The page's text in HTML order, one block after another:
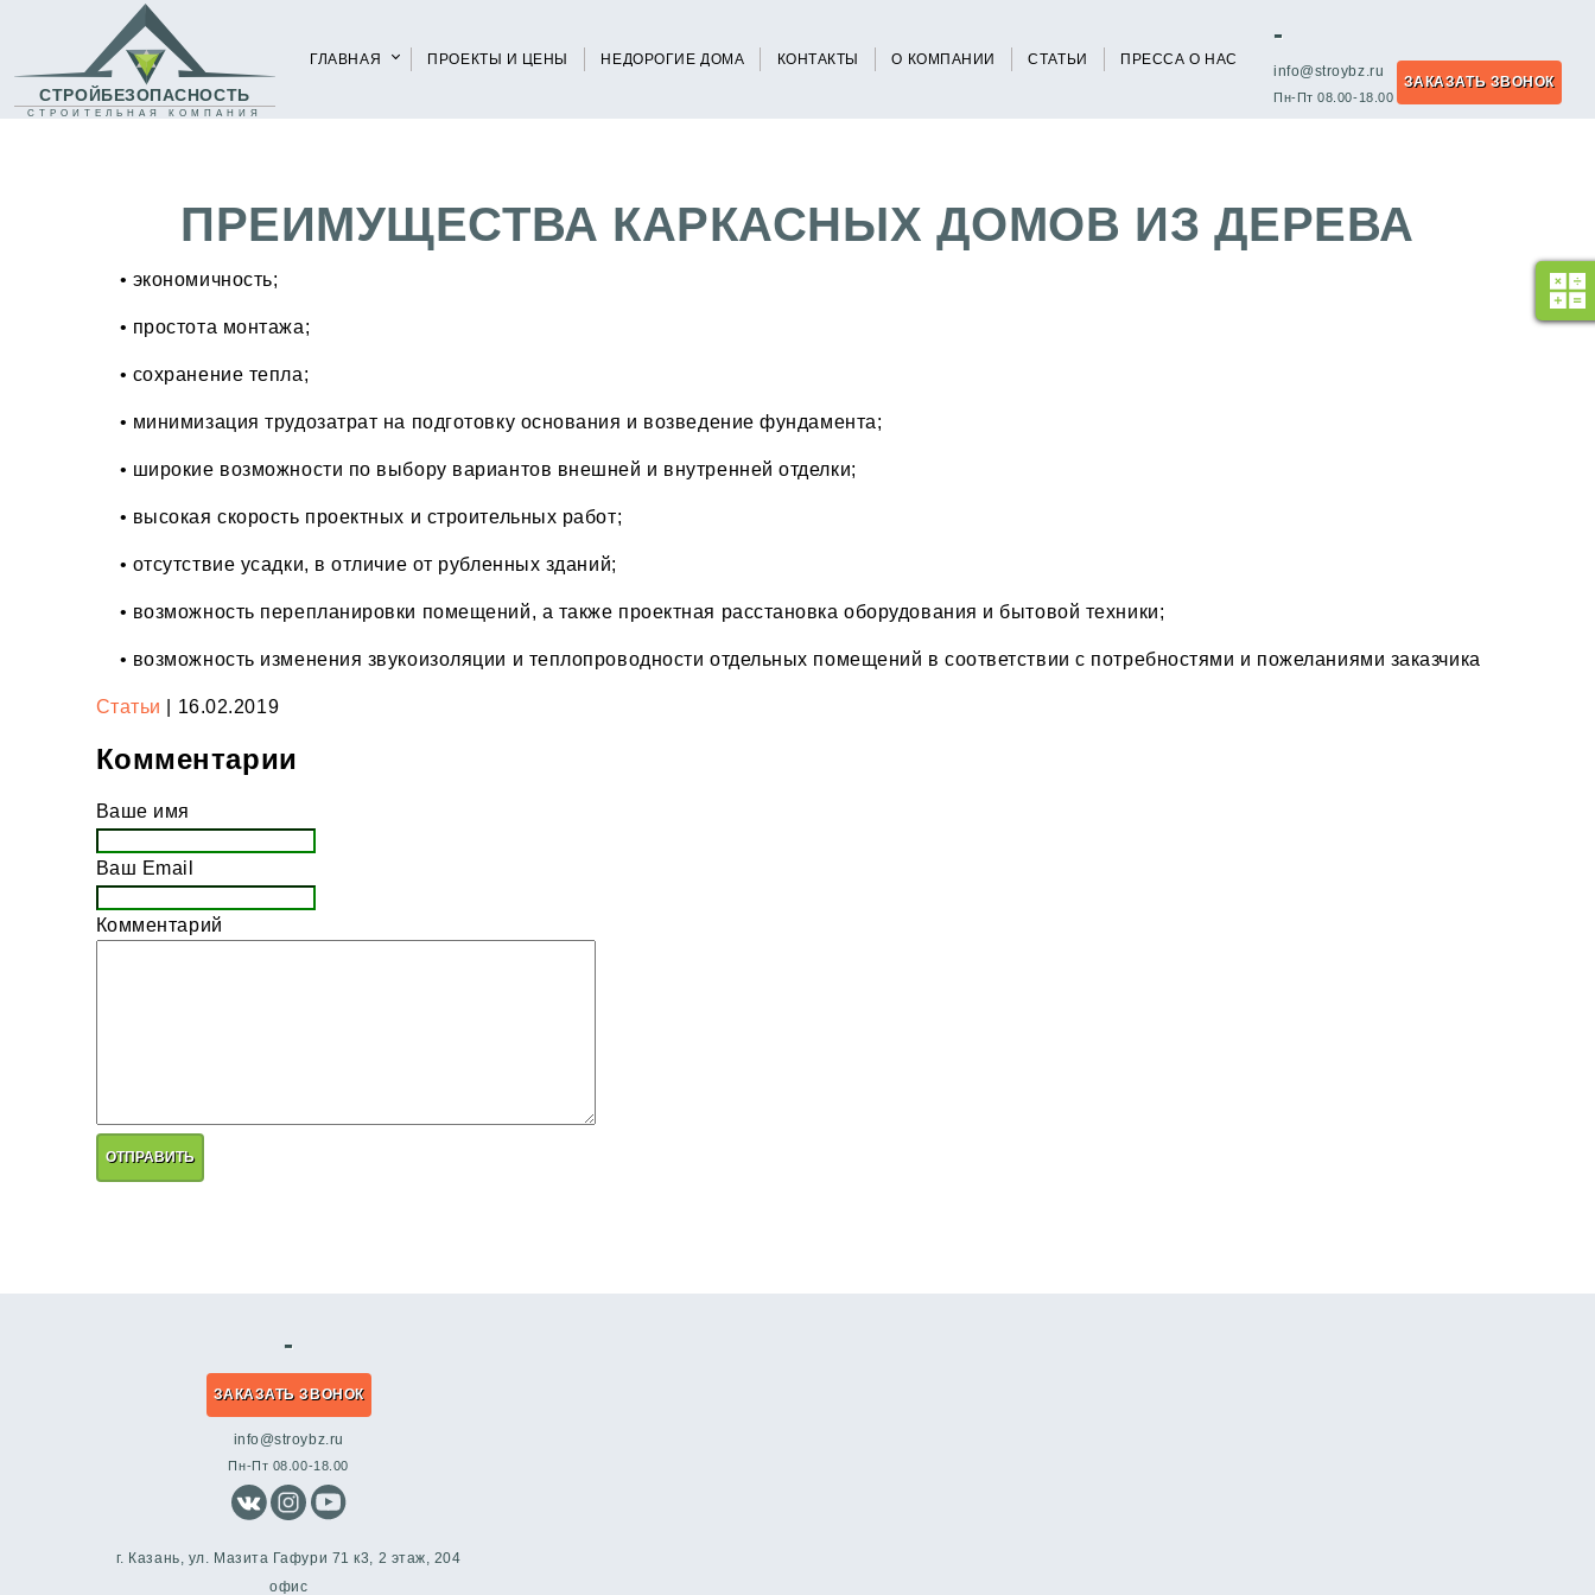
ГЛАВНАЯ ПРОЕКТЫ И ЦЕНЫ НЕДОРОГИЕ ДОМА КОНТАКТЫ О КОМПАНИИ СТАТЬИ ПРЕССА О НАС
СТРОЙБЕЗОПАСНОСТЬ
СТРОИТЕЛЬНАЯ КОМПАНИЯ
-
info@stroybz.ru
Пн-Пт 08.00-18.00
ЗАКАЗАТЬ ЗВОНОК
ПРЕИМУЩЕСТВА КАРКАСНЫХ ДОМОВ ИЗ ДЕРЕВА
• экономичность;
• простота монтажа;
• сохранение тепла;
• минимизация трудозатрат на подготовку основания и возведение фундамента;
• широкие возможности по выбору вариантов внешней и внутренней отделки;
• высокая скорость проектных и строительных работ;
• отсутствие усадки, в отличие от рубленных зданий;
• возможность перепланировки помещений, а также проектная расстановка оборудования и бытовой техники;
• возможность изменения звукоизоляции и теплопроводности отдельных помещений в соответствии с потребностями и пожеланиями заказчика
Статьи | 16.02.2019
Комментарии
Ваше имя
Ваш Email
Комментарий
ОТПРАВИТЬ
-
info@stroybz.ru
Пн-Пт 08.00-18.00
ЗАКАЗАТЬ ЗВОНОК
г. Казань, ул. Мазита Гафури 71 к3, 2 этаж, 204
офис